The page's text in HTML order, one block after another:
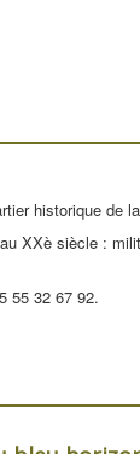
historique de
XXè siècle :
55 32 67 92.